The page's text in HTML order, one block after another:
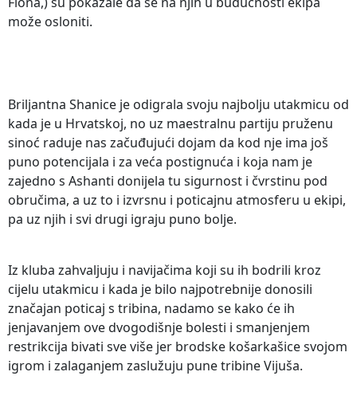
može osloniti.
Briljantna Shanice je odigrala svoju najbolju utakmicu od
kada je u Hrvatskoj, no uz maestralnu partiju pruženu
sinoć raduje nas začuđujući dojam da kod nje ima još
puno potencijala i za veća postignuća i koja nam je
zajedno s Ashanti donijela tu sigurnost i čvrstinu pod
obručima, a uz to i izvrsnu i poticajnu atmosferu u ekipi,
pa uz njih i svi drugi igraju puno bolje.
Iz kluba zahvaljuju i navijačima koji su ih bodrili kroz
cijelu utakmicu i kada je bilo najpotrebnije donosili
značajan poticaj s tribina, nadamo se kako će ih
jenjavanjem ove dvogodišnje bolesti i smanjenjem
restrikcija bivati sve više jer brodske košarkašice svojom
igrom i zalaganjem zaslužuju pune tribine Vijuša.